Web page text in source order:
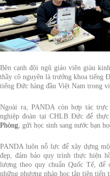
Bên cạnh đội ngũ giáo viên giàu
thầy cô nguyên là trưởng khoa tiếng
tiếng Đức hàng đầu Việt Nam trong
Ngoài ra, PANDA còn hợp tác
nghiệp đoàn tại CHLB Đức để
Phòng , gửi học sinh sang nước bạn
PANDA luôn nỗ lực để xây dựng
đẹp, đảm bảo quy trình thực hiện
lượng theo quy chuẩn Quốc Tế,
những phương pháp học tập tiên